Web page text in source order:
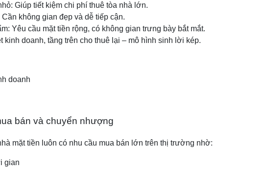
Giúp tiết kiệm chi phí thuê tòa nhà lớn.
không gian đẹp và dễ tiếp cận.
Yêu cầu mặt tiền rộng, có không gian trưng bày bắt mắt.
kinh doanh, tầng trên cho thuê lại – mô hình sinh lời kép.
bán và chuyển nhượng
mặt tiền luôn có nhu cầu mua bán lớn trên thị trường nhờ:
gian